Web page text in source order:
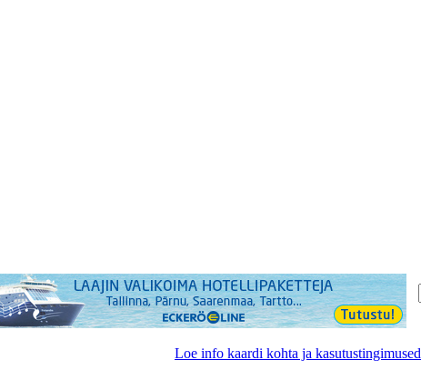
Loe info kaardi kohta ja kasutustingimused